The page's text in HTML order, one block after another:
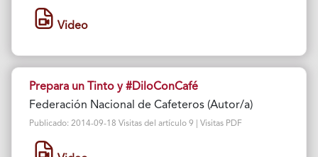
Video
Prepara un Tinto y #DiloConCafé
Federación Nacional de Cafeteros (Autor/a)
Publicado: 2014-09-18 Visitas del artículo 9 | Visitas PDF